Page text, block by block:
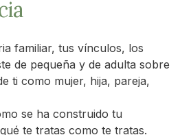
familiar, tus vínculos, los
de pequeña y de adulta sobre
ti como mujer, hija, pareja,
se ha construido tu
te tratas como te tratas.